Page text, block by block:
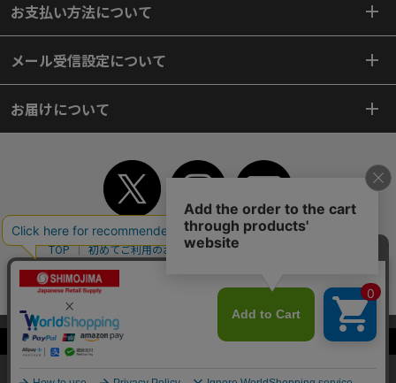
当サイトはクッキー（Cookie）を使用しています。Cookieの使用に同意いた
だける場合は「OK」をクリックしてください。
お支払い方法について
メール受信設定について
お届けについて
TOP 初めてご利用のお客様へ ご利用案内
個人情報保護方針
よくあるご質問
ピンポイントサーチ
Copyright© 2018 SHIMOJIMA Co.,Ltd. All Rights Reserved.